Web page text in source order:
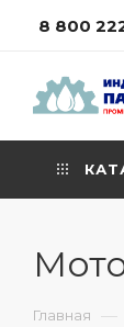
8 800
Главная —